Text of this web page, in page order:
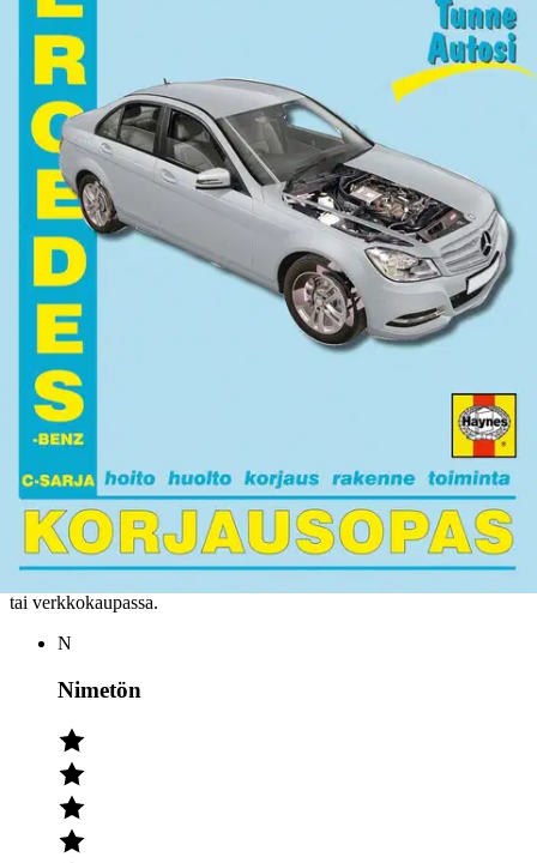
(kesäkuusta 2007 alkaen) ja farmarimalli (maaliskuusta 2008
alkaen), 2,1-litraiset (2143 cm³ / 2148 cm³) turbodieselmoottorit.
Ominaisuudet
Arviot
Tuotearvioiden keskiarvo5/5
(1)arvio
Julkaisemme tuotearvioita vain varmistetuista ostoksista. Niitä voivat
tai verkkokaupassa.
N
Nimetön